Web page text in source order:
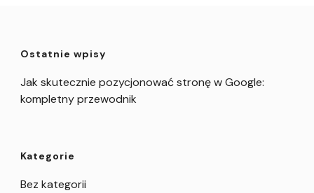
Ostatnie wpisy
Jak skutecznie pozycjonować stronę w Google:
kompletny przewodnik
Kategorie
Bez kategorii